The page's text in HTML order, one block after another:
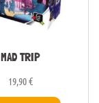
MAD TRIP
19,90€